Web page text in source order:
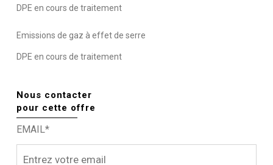
DPE en cours de traitement
Emissions de gaz à effet de serre
DPE en cours de traitement
Nous contacter
pour cette offre
EMAIL*